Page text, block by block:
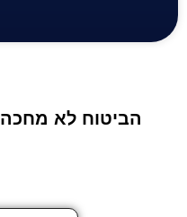
הביטוח לא מחכה